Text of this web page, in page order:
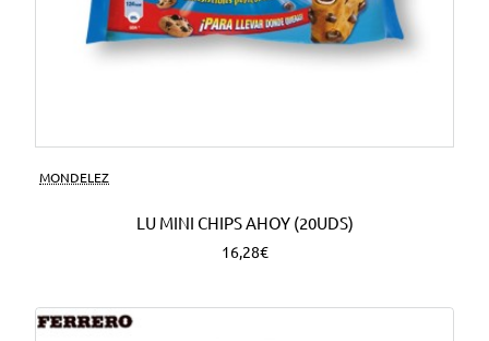
MONDELEZ
LU MINI CHIPS AHOY (20UDS)
16,28€